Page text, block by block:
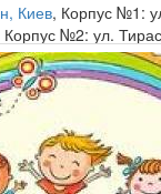
Киев, Корпус №1:
№2: ул.